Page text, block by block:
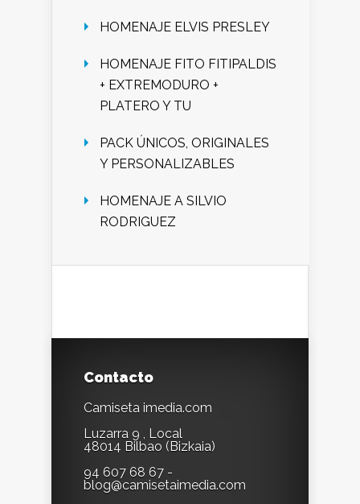
HOMENAJE ELVIS PRESLEY
HOMENAJE FITO FITIPALDIS
+ EXTREMODURO +
PLATERO Y TU
PACK ÚNICOS, ORIGINALES
Y PERSONALIZABLES
HOMENAJE A SILVIO
RODRIGUEZ
Contacto
Camiseta imedia.com
Luzarra 9 , Local
48014 Bilbao (Bizkaia)
94 607 68 67 -
blog@camisetaimedia.com